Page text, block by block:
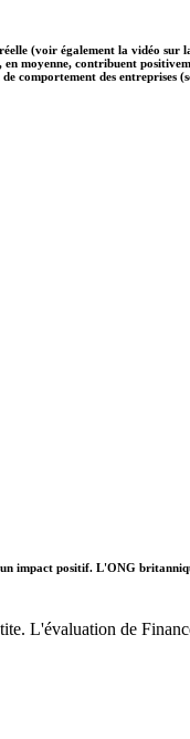
(voir également la vidéo
moyenne, contribuent
comportement des
impact positif. L'ONG
L'évaluation de